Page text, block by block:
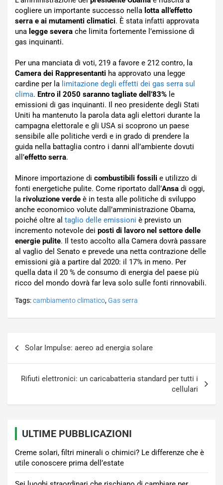
cogliere un importante successo nella lotta all’effetto
serra e ai mutamenti climatici. È stata infatti approvata
una legge severa che limita fortemente l’emissione di
gas inquinanti.
Per una manciata di voti, 219 a favore e 212 contro, la
Camera dei Rappresentanti ha approvato una legge
cardine per la limitazione degli effetti dei gas serra sul
clima. Entro il 2050 saranno tagliate dell’83% le
emissioni di gas inquinanti. Il neo presidente degli Stati
Uniti ha mantenuto la parola data agli elettori durante la
campagna elettorale e gli USA si scoprono un paese
sensibile alle politiche verdi e in grado di prendere la
guida nella battaglia contro i danni all’ambiente dovuti
all’effetto serra.
Minore importazione di combustibili fossili e utilizzo di
fonti energetiche pulite. Come riportato dall’Ansa di oggi,
la rivoluzione verde è in testa alle politiche di sviluppo
anche economico volute dall’amministrazione Obama,
poiché oltre al taglio delle emissioni è previsto un
incremento notevole dei posti di lavoro nel settore delle
energie pulite. Il testo accolto alla Camera dovrà passare
al vaglio del Senato e prevede una netta contrazione delle
emissioni già a partire dal 2020: il 17% in meno. Per
quella data il 20 % de consumo di energia del paese più
ricco del mondo dovrà far leva solo sulle fonti rinnovabili.
Tags:cambiamento climatico,Gas serra
Solar Impulse: aereo ad energia solare
Rifiuti elettronici: un caricabatteria standard per tutti i
cellulari
ULTIME PUBBLICAZIONI
Creme solari, filtri minerali o chimici? Le differenze che è
utile conoscere prima dell’estate